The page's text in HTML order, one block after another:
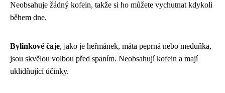
Neobsahuje žádný kofein, takže si ho můžete vychutnat kdykoli
během dne.
Bylinkové čaje, jako je heřmánek, máta peprná nebo meduňka,
jsou skvělou volbou před spaním. Neobsahují kofein a mají
uklidňující účinky.